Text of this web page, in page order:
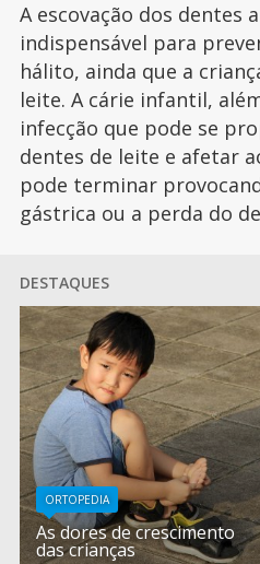
A escovação dos dentes
indispensável para
hálito, ainda que a
leite. A cárie infantil,
infecção que pode se
dentes de leite e afetar
pode terminar
gástrica ou a perda do
DESTAQUES
ORTOPEDIA
As dores de crescimento
das crianças